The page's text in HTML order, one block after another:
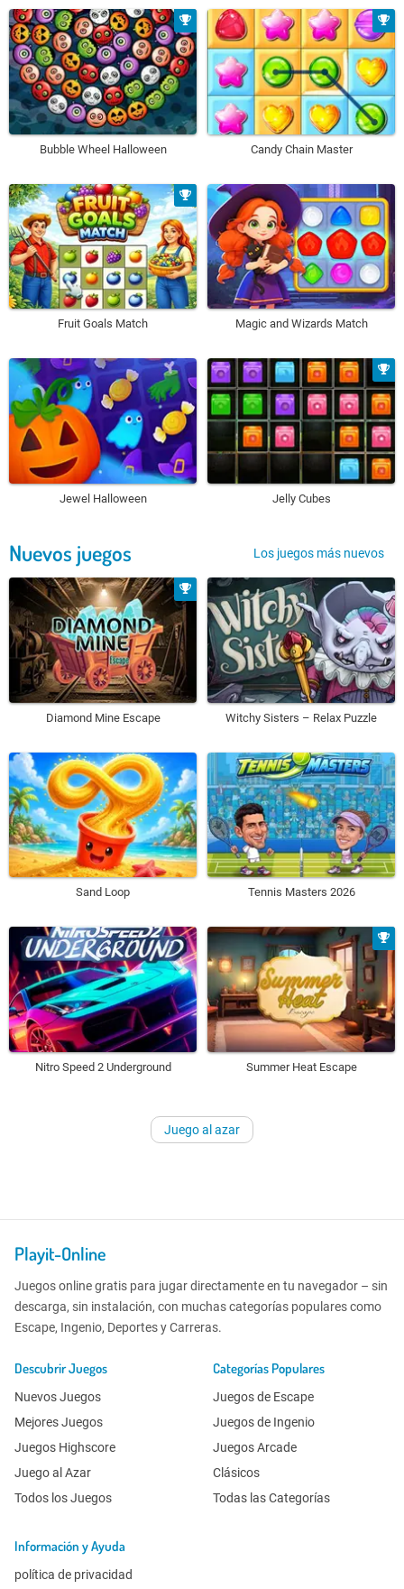
Bubble Wheel Halloween Candy Chain Master
Fruit Goals Match Magic and Wizards Match
Jewel Halloween Jelly Cubes
Nuevos juegos Los juegos más nuevos
Diamond Mine Escape Witchy Sisters – Relax Puzzle
Sand Loop Tennis Masters 2026
Nitro Speed 2 Underground Summer Heat Escape
Juego al azar
Playit-Online
Juegos online gratis para jugar directamente en tu navegador – sin
descarga, sin instalación, con muchas categorías populares como
Escape, Ingenio, Deportes y Carreras.
Descubrir Juegos
Nuevos Juegos
Mejores Juegos
Juegos Highscore
Juego al Azar
Todos los Juegos
Categorías Populares
Juegos de Escape
Juegos de Ingenio
Juegos Arcade
Clásicos
Todas las Categorías
Información y Ayuda
política de privacidad